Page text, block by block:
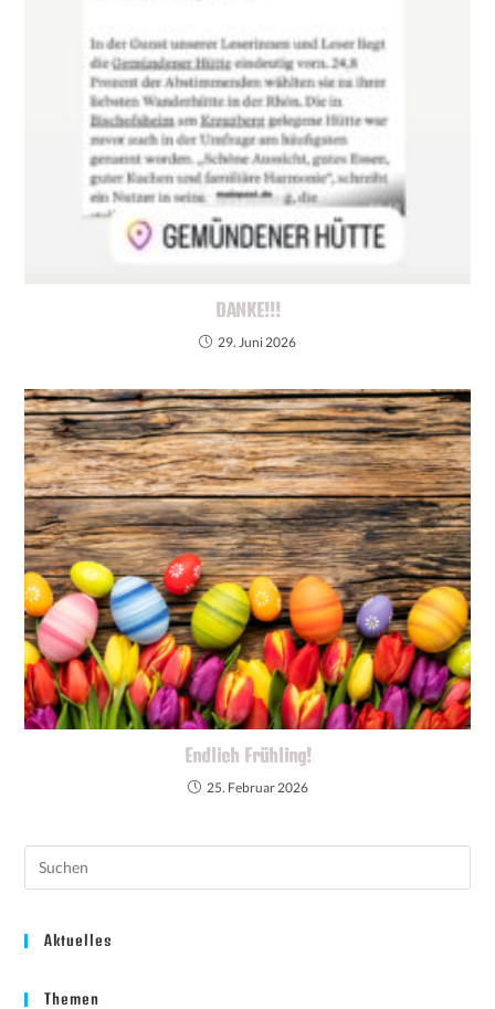
DANKE!!!
29. Juni 2026
Endlich Frühling!
25. Februar 2026
Aktuelles
Themen